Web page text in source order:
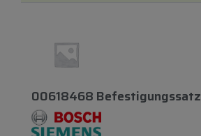
00618468 Befestigungssatz